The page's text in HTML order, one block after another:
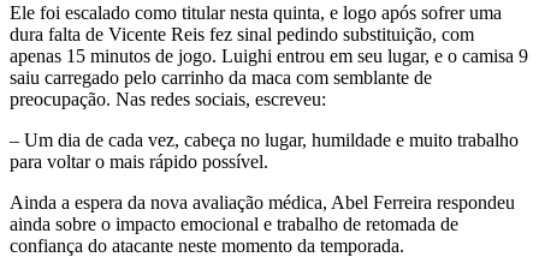
Ele foi escalado como titular nesta quinta, e logo após sofrer uma
dura falta de Vicente Reis fez sinal pedindo substituição, com
apenas 15 minutos de jogo. Luighi entrou em seu lugar, e o camisa 9
saiu carregado pelo carrinho da maca com semblante de
preocupação. Nas redes sociais, escreveu:
– Um dia de cada vez, cabeça no lugar, humildade e muito trabalho
para voltar o mais rápido possível.
Ainda a espera da nova avaliação médica, Abel Ferreira respondeu
ainda sobre o impacto emocional e trabalho de retomada de
confiança do atacante neste momento da temporada.